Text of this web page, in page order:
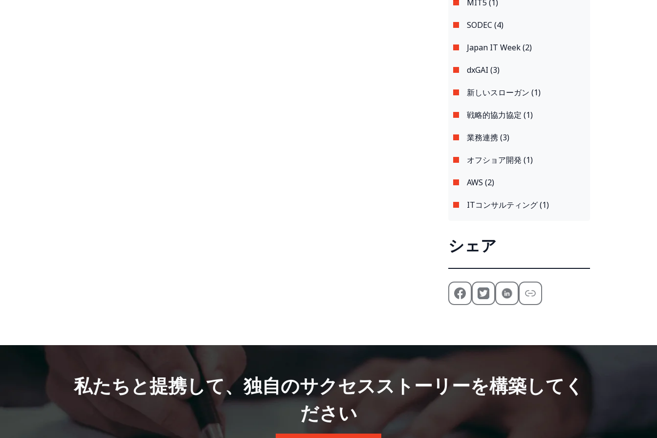
MIT5 (1)
SODEC (4)
Japan IT Week (2)
dxGAI (3)
新しいスローガン (1)
戦略的協力協定 (1)
業務連携 (3)
オフショア開発 (1)
AWS (2)
ITコンサルティング (1)
シェア
私たちと提携して、独自のサクセスストーリーを構築してく
ださい